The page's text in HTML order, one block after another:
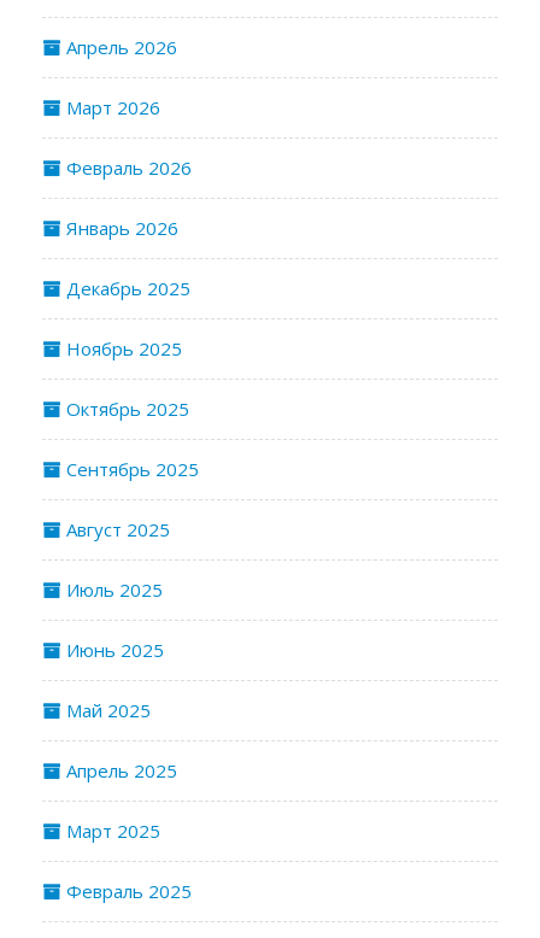
Апрель 2026
Март 2026
Февраль 2026
Январь 2026
Декабрь 2025
Ноябрь 2025
Октябрь 2025
Сентябрь 2025
Август 2025
Июль 2025
Июнь 2025
Май 2025
Апрель 2025
Март 2025
Февраль 2025